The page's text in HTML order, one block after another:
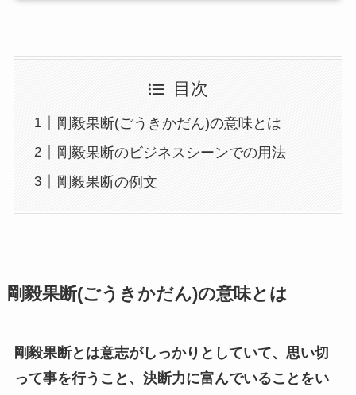
目次
剛毅果断(ごうきかだん)の意味とは
剛毅果断のビジネスシーンでの用法
剛毅果断の例文
剛毅果断(ごうきかだん)の意味とは
剛毅果断とは意志がしっかりとしていて、思い切
って事を行うこと、決断力に富んでいることをい